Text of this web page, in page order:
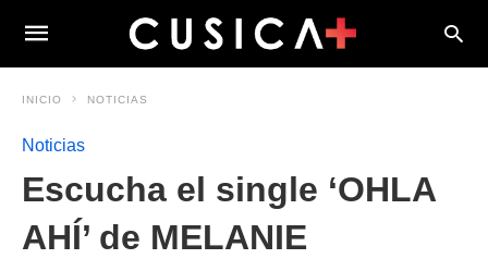
INICIO NOTICIAS
Noticias
Escucha el single ‘OHLA
AHÍ’ de MELANIE